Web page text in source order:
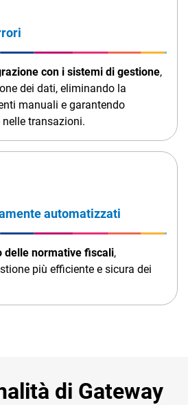
con i sistemi di gestione,
dei dati, eliminando la
manuali e garantendo
transazioni.
automatizzati
delle normative fiscali,
più efficiente e sicura dei
di Gateway